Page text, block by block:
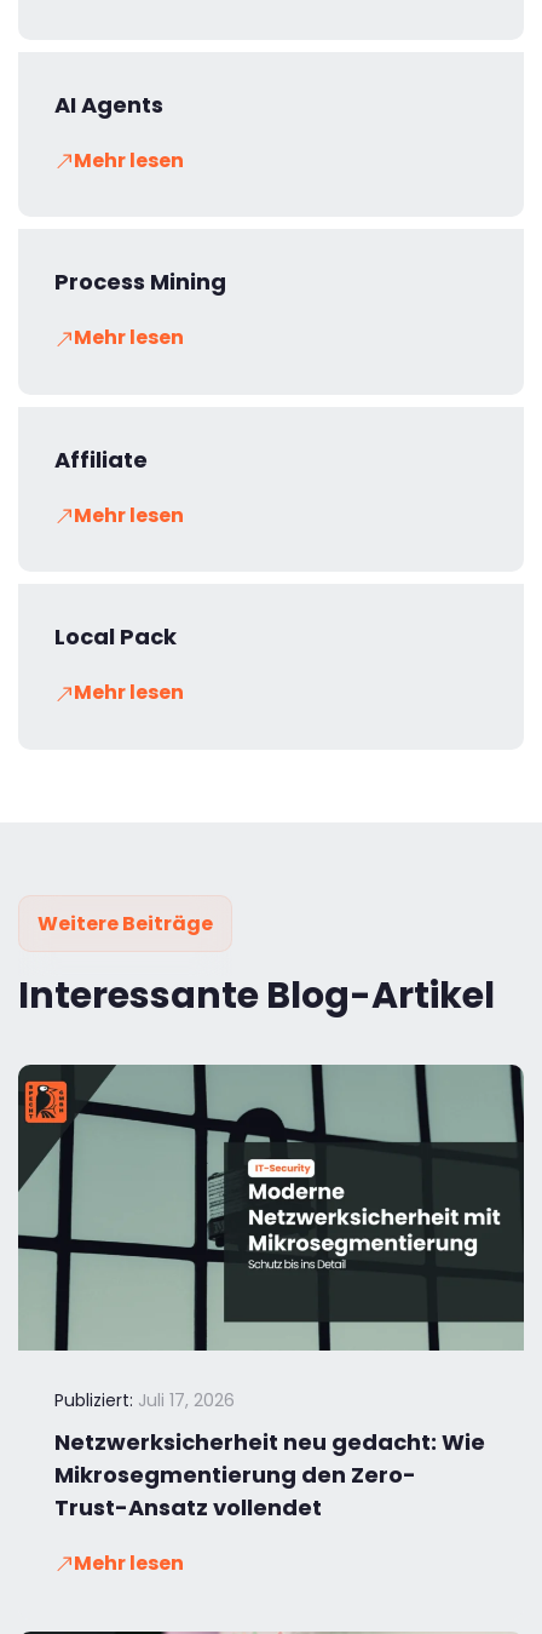
AI Agents
Mehr lesen
Process Mining
Mehr lesen
Affiliate
Mehr lesen
Local Pack
Mehr lesen
Weitere Beiträge
Interessante Blog-Artikel
Publiziert: Juli 17, 2026
Netzwerksicherheit neu gedacht: Wie
Mikrosegmentierung den Zero-
Trust-Ansatz vollendet
Mehr lesen